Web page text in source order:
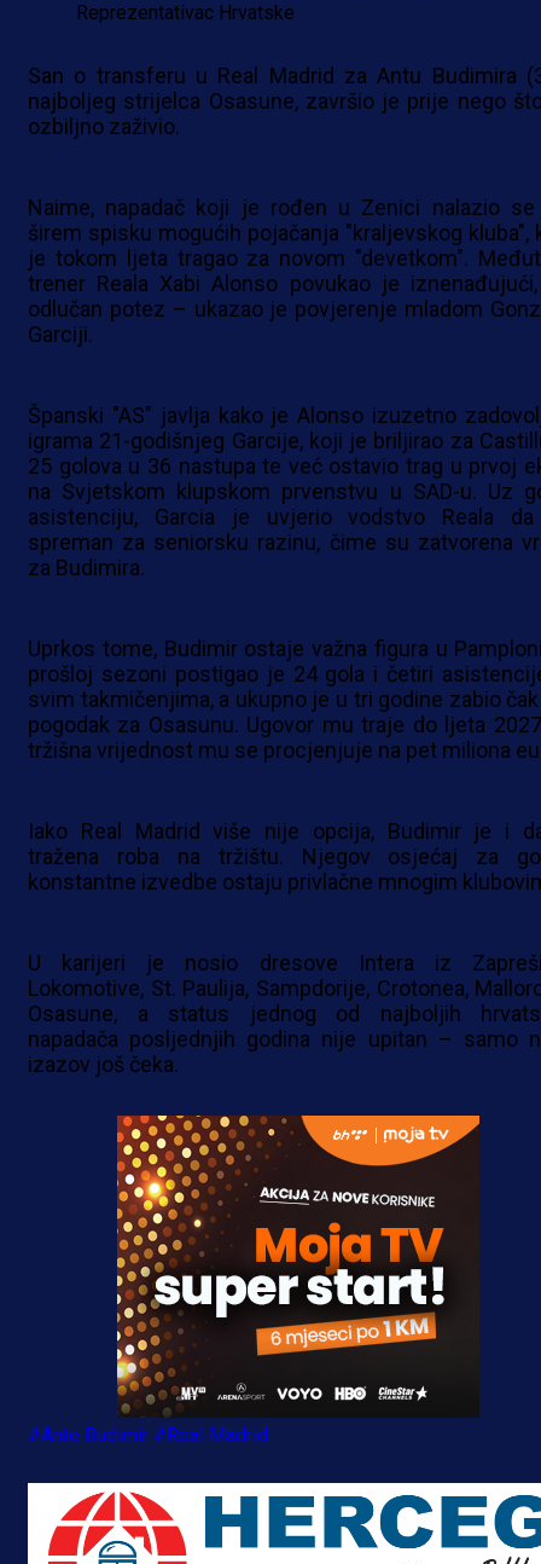
Reprezentativac Hrvatske
San o transferu u Real Madrid za Antu Budimira
najboljeg strijelca Osasune, završio je prije nego
ozbiljno zaživio.
Naime, napadač koji je rođen u Zenici nalazio se
širem spisku mogućih pojačanja "kraljevskog kluba",
je tokom ljeta tragao za novom "devetkom".
trener Reala Xabi Alonso povukao je
odlučan potez – ukazao je povjerenje mladom
Garciji.
Španski "AS" javlja kako je Alonso izuzetno
igrama 21-godišnjeg Garcije, koji je briljirao za
25 golova u 36 nastupa te već ostavio trag u prvoj
na Svjetskom klupskom prvenstvu u SAD-u. Uz
asistenciju, Garcia je uvjerio vodstvo Reala
spreman za seniorsku razinu, čime su zatvorena
za Budimira.
Uprkos tome, Budimir ostaje važna figura u
prošloj sezoni postigao je 24 gola i četiri
svim takmičenjima, a ukupno je u tri godine zabio
pogodak za Osasunu. Ugovor mu traje do ljeta
tržišna vrijednost mu se procjenjuje na pet miliona
Iako Real Madrid više nije opcija, Budimir je i
tražena roba na tržištu. Njegov osjećaj za
konstantne izvedbe ostaju privlačne mnogim
U karijeri je nosio dresove Intera iz
Lokomotive, St. Paulija, Sampdorije, Crotonea,
Osasune, a status jednog od najboljih
napadača posljednjih godina nije upitan – samo
izazov još čeka.
#Ante Budimir #Real Madrid